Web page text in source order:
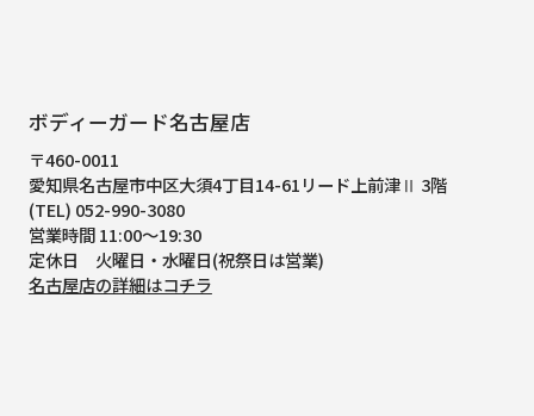
ボディーガード名古屋店
〒460-0011
愛知県名古屋市中区大須4丁目14-61リード上前津Ⅱ 3階
(TEL) 052-990-3080
営業時間 11:00～19:30
定休日 火曜日・水曜日(祝祭日は営業)
名古屋店の詳細はコチラ